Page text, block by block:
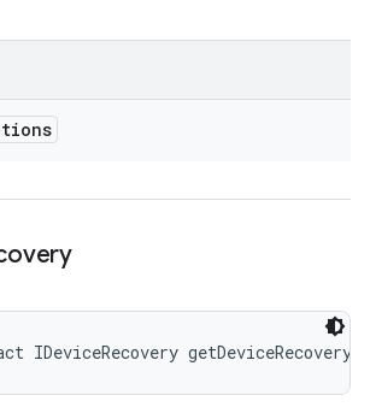
IDeviceRecovery getDeviceRecovery